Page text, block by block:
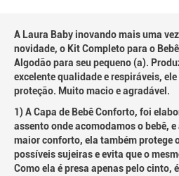
A Laura Baby inovando mais uma
novidade, o Kit Completo para o
Algodão para seu pequeno (a).
excelente qualidade e respiráveis,
proteção. Muito macio e agradável.
1) A Capa de Bebê Conforto, foi
assento onde acomodamos o bebê,
maior conforto, ela também protege
possíveis sujeiras e evita que o
Como ela é presa apenas pelo cinto,